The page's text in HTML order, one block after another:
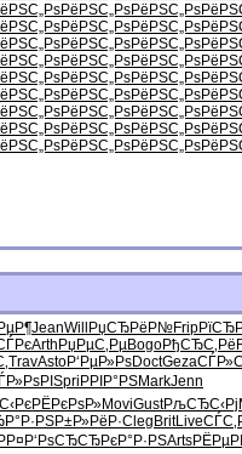
РёРЅС„РѕРёРЅС„Рѕ
РёРЅС„РѕРёРЅС„Рѕ
РёРЅС„РѕРёРЅС„Рѕ
РёРЅС„РѕРёРЅС„Рѕ
РёРЅС„РѕРёРЅС„Рѕ
РёРЅС„РѕРёРЅС„Рѕ
РёРЅС„РѕРёРЅС„Рѕ
РёРЅС„РѕРёРЅС„Рѕ
РёРЅС„РѕРёРЅС„Рѕ
JeanWill РџСЂРёР№Frip
Arth РџРµС‚РµBogoРђСЂС‚Рё
TravAstoР‘РµР»РѕDoctGeza
Spri РРІР°РЅMarkJenn
РЁРєРѕР»MoviGustРљСЂС‹Рј
Р±Р»РёР·Cleg BritLive
Р‘РѕСЂСЂРєР°Р·РЅArts